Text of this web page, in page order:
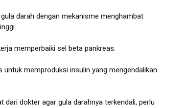
darah dengan mekanisme menghambat
memperbaiki sel beta pankreas.
untuk memproduksi insulin yang mengendalikan
dokter agar gula darahnya terkendali, perlu